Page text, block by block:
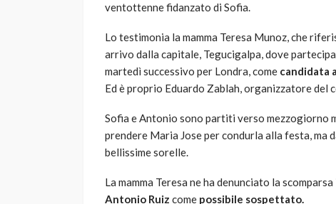
ventottenne fidanzato di Sofia.
Lo testimonia la mamma Teresa Munoz, che
arrivo dalla capitale, Tegucigalpa, dove
martedì successivo per Londra, come candidata
Ed è proprio Eduardo Zablah, organizzatore del
Sofia e Antonio sono partiti verso mezzogiorno
prendere Maria Jose per condurla alla festa, ma
bellissime sorelle.
La mamma Teresa ne ha denunciato la
Antonio Ruiz come possibile sospettato.
VARIE
Robot tagliaerba:
scegliere per il tuo
god 1 anno ago